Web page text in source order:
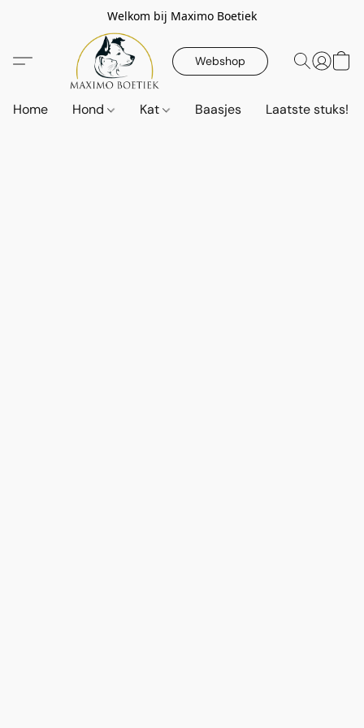
Welkom bij Maximo Boetiek
Webshop
Home Hond Kat Baasjes Laatste stuks!